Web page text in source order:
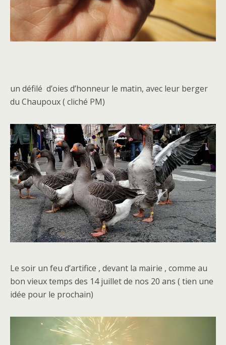
un défilé d’oies d’honneur le matin, avec leur berger
du Chaupoux ( cliché PM)
Le soir un feu d’artifice , devant la mairie , comme au
bon vieux temps des 14 juillet de nos 20 ans ( tien une
idée pour le prochain)